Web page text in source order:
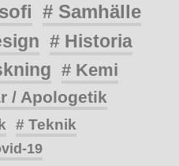
# Samhälle
# Historia
# Kemi
/ Apologetik
# Teknik
19